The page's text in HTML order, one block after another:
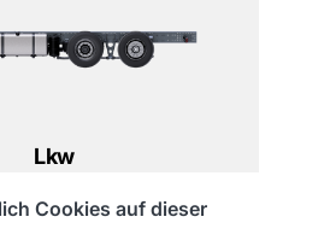
Lkw
Cookies auf dieser